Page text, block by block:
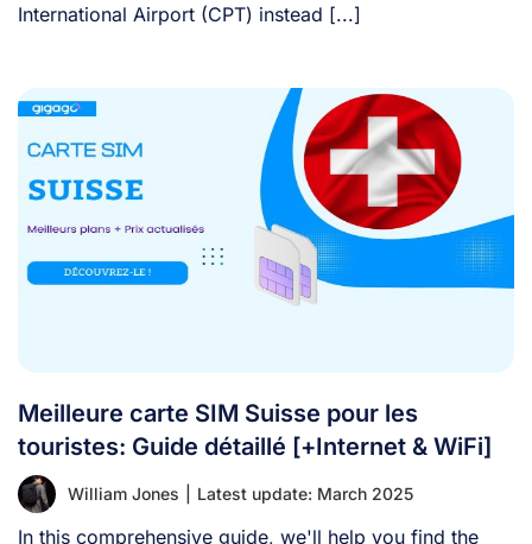
International Airport (CPT) instead [...]
Meilleure carte SIM Suisse pour les
touristes: Guide détaillé [+Internet & WiFi]
William Jones Latest update: March 2025
In this comprehensive guide, we'll help you find the